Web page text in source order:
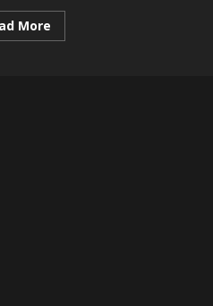
MoreRead
more